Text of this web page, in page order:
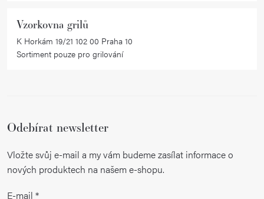
Vzorkovna grilů
K Horkám 19/21 102 00 Praha 10
Sortiment pouze pro grilování
Odebírat newsletter
Vložte svůj e-mail a my vám budeme zasílat informace o
nových produktech na našem e-shopu.
E-mail